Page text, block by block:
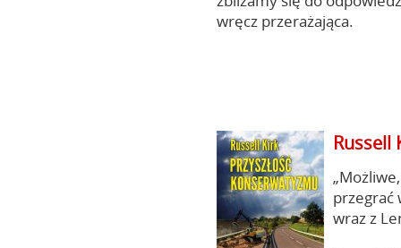
wręcz przerażająca.
Russell
przegrać
wraz z